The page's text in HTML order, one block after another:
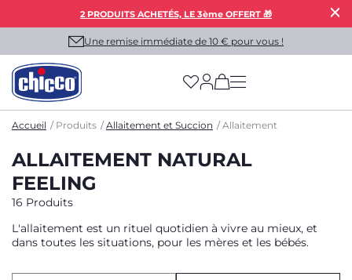
2 PRODUITS ACHETÉS, LE 3ème OFFERT 🎁
Une remise immédiate de 10 € pour vous !
(has more options
Accueil Produits Allaitement et Succion Allaitement
ALLAITEMENT NATURAL
FEELING
16 Produits
L'allaitement est un rituel quotidien à vivre au mieux, et
dans toutes les situations, pour les mères et les bébés.